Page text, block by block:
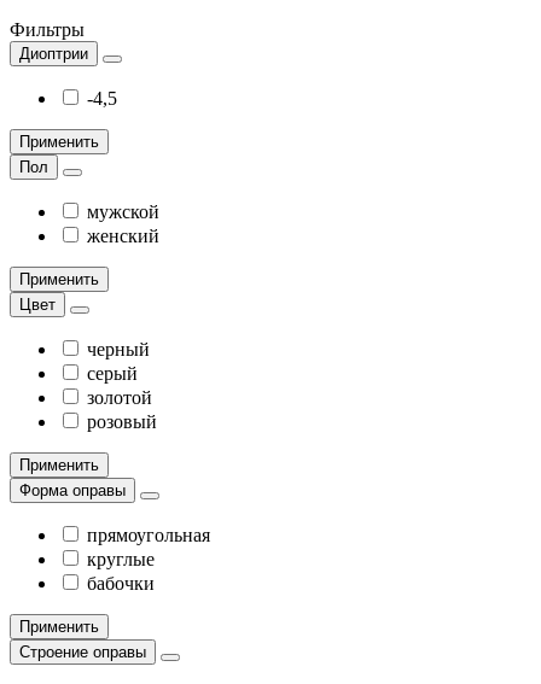
Фильтры
Диоптрии
-4,5
Применить
Пол
мужской
женский
Применить
Цвет
черный
серый
золотой
розовый
Применить
Форма оправы
прямоугольная
круглые
бабочки
Применить
Строение оправы